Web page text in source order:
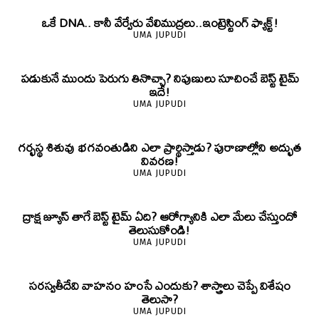
ఒకే DNA.. కానీ వేర్వేరు వేలిముద్రలు..ఇంట్రెస్టింగ్ ఫ్యాక్ట్!
UMA JUPUDI
పడుకునే ముందు పెరుగు తినొచ్చా? నిపుణులు సూచించే బెస్ట్ టైమ్
ఇదే!
UMA JUPUDI
గర్భస్థ శిశువు భగవంతుడిని ఎలా ప్రార్థిస్తాడు? పురాణాల్లోని అద్భుత
వివరణ!
UMA JUPUDI
ద్రాక్ష జ్యూస్ తాగే బెస్ట్ టైమ్ ఏది? ఆరోగ్యానికి ఎలా మేలు చేస్తుందో
తెలుసుకోండి!
UMA JUPUDI
సరస్వతీదేవి వాహనం హంసే ఎందుకు? శాస్త్రాలు చెప్పే విశేషం
తెలుసా?
UMA JUPUDI